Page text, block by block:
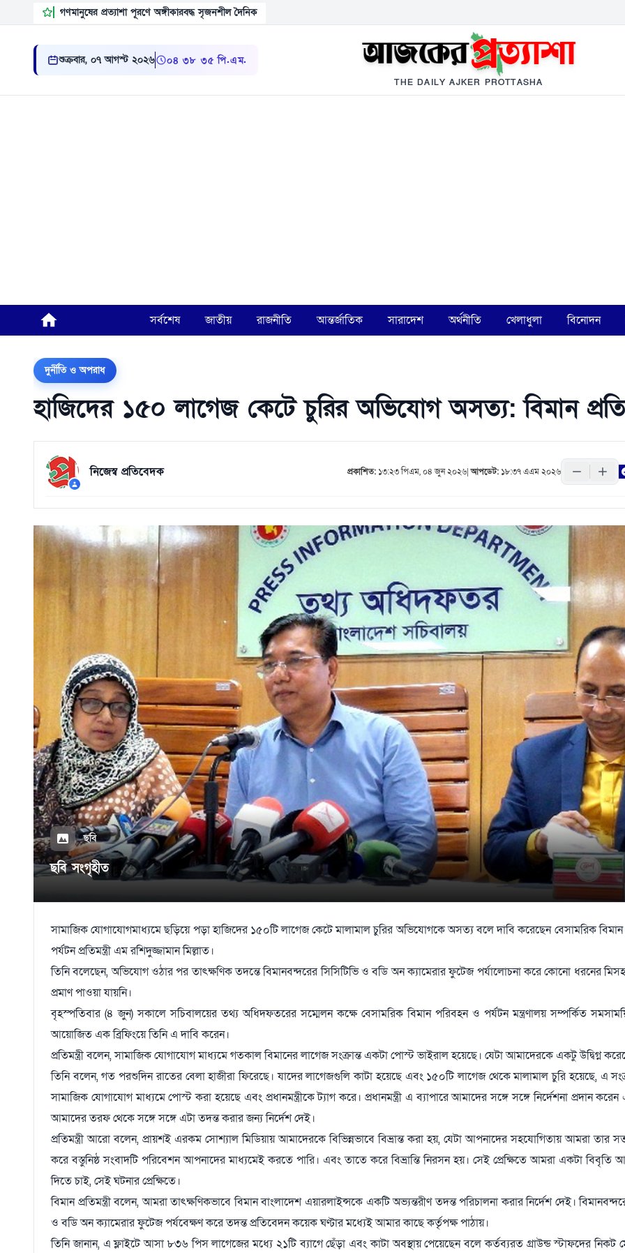
গণমানুষের প্রত্যাশা পূরণে অঙ্গীকারবদ্ধ সৃজনশীল দৈনিক
শুক্রবার, ০৭ আগস্ট ২০২৬ ০৪:৩৮:৩৬ পি.এম.
THE DAILY AJKER PROTTASHA
সর্বশেষ জাতীয় রাজনীতি আন্তর্জাতিক সারাদেশ অর্থনীতি খেলাধুলা বিনোদন
দুর্নীতি ও অপরাধ
হাজিদের ১৫০ লাগেজ কেটে চুরির অভিযোগ অসত্য: বিমান
নিজেস্ব প্রতিবেদক প্রকাশিত: ১৩:২৩ পিএম, ০৪ জুন ২০২৬|আপডেট: ১৮:৩৭ এএম ২০২৬
ছবি
ছবি সংগৃহীত
সামাজিক যোগাযোগমাধ্যমে ছড়িয়ে পড়া হাজিদের ১৫০টি লাগেজ কেটে মালামাল চুরির অভিযোগকে অসত্য বলে দাবি করেছেন বেসামরিক
পর্যটন প্রতিমন্ত্রী এম রশিদুজ্জামান মিল্লাত।
তিনি বলেছেন, অভিযোগ ওঠার পর তাৎক্ষণিক তদন্তে বিমানবন্দরের সিসিটিভি ও বডি অন ক্যামেরার ফুটেজ পর্যালোচনা করে কোনো ধরনের
প্রমাণ পাওয়া যায়নি।
বৃহস্পতিবার (৪ জুন) সকালে সচিবালয়ের তথ্য অধিদফতরের সম্মেলন কক্ষে বেসামরিক বিমান পরিবহন ও পর্যটন মন্ত্রণালয় সম্পর্কিত
আয়োজিত এক ব্রিফিংয়ে তিনি এ দাবি করেন।
প্রতিমন্ত্রী বলেন, সামাজিক যোগাযোগ মাধ্যমে গতকাল বিমানের লাগেজ সংক্রান্ত একটা পোস্ট ভাইরাল হয়েছে। যেটা আমাদেরকে একটু উদ্বিগ্ন
তিনি বলেন, গত পরশুদিন রাতের বেলা হাজীরা ফিরেছে। যাদের লাগেজগুলি কাটা হয়েছে এবং ১৫০টি লাগেজ থেকে মালামাল চুরি হয়েছে, এ
সামাজিক যোগাযোগ মাধ্যমে পোস্ট করা হয়েছে এবং প্রধানমন্ত্রীকে ট্যাগ করে। প্রধানমন্ত্রী এ ব্যাপারে আমাদের সঙ্গে সঙ্গে নির্দেশনা প্রদান
আমাদের তরফ থেকে সঙ্গে সঙ্গে এটা তদন্ত করার জন্য নির্দেশ দেই।
প্রতিমন্ত্রী আরো বলেন, প্রায়শই এরকম সোশ্যাল মিডিয়ায় আমাদেরকে বিভিন্নভাবে বিভ্রান্ত করা হয়, যেটা আপনাদের সহযোগিতায় আমরা তার
করে বস্তুনিষ্ঠ সংবাদটি পরিবেশন আপনাদের মাধ্যমেই করতে পারি। এবং তাতে করে বিভ্রান্তি নিরসন হয়। সেই প্রেক্ষিতে আমরা একটা বিবৃতি
দিতে চাই, সেই ঘটনার প্রেক্ষিতে।
বিমান প্রতিমন্ত্রী বলেন, আমরা তাৎক্ষণিকভাবে বিমান বাংলাদেশ এয়ারলাইন্সকে একটি অভ্যন্তরীণ তদন্ত পরিচালনা করার নির্দেশ দেই।
ও বডি অন ক্যামেরার ফুটেজ পর্যবেক্ষণ করে তদন্ত প্রতিবেদন কয়েক ঘণ্টার মধ্যেই আমার কাছে কর্তৃপক্ষ পাঠায়।
তিনি জানান, এ ফ্লাইটে আসা ৮৩৬ পিস লাগেজের মধ্যে ২১টি ব্যাগে ছেঁড়া এবং কাটা অবস্থায় পেয়েছেন বলে কর্তব্যরত গ্রাউন্ড স্টাফদের নিকট